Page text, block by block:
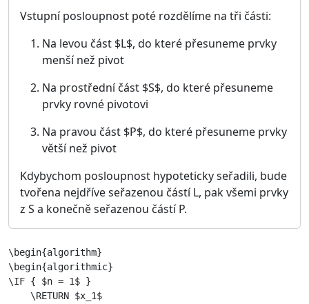
Vstupní posloupnost poté rozdělíme na tři části:
Na levou část $L$, do které přesuneme prvky
menší než pivot
Na prostřední část $S$, do které přesuneme
prvky rovné pivotovi
Na pravou část $P$, do které přesuneme prvky
větší než pivot
Kdybychom posloupnost hypoteticky seřadili, bude
tvořena nejdříve seřazenou částí L, pak všemi prvky
z S a konečně seřazenou částí P.
\begin{algorithm}
\begin{algorithmic}
\IF { $n = 1$ }
    \RETURN $x_1$